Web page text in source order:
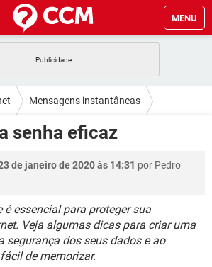
MENU
FACEBOOK
EXCEL
FACEBOOK
EXCEL
GMAIL
FACEBOOK
EXCEL
GMAIL
WHATSAPP
FACEBOOK
Mensagens instantâneas
senha eficaz
de janeiro de 2020 às 14:31 por Pedro
é essencial para proteger sua
Veja algumas dicas para criar uma
segurança dos seus dados e ao
de memorizar.